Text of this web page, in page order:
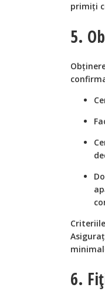
primiți
5.
6.